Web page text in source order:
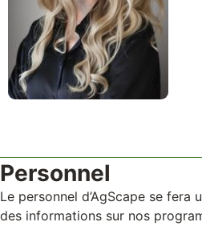
Personnel
Le personnel d’AgScape se
des informations sur nos